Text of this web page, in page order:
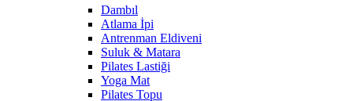
Dambıl
Atlama İpi
Antrenman Eldiveni
Suluk & Matara
Pilates Lastiği
Yoga Mat
Pilates Topu